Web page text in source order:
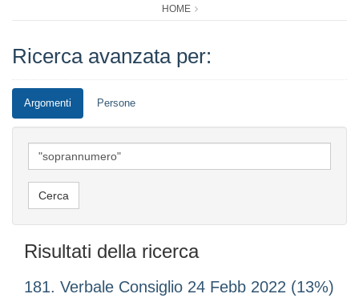
HOME
Ricerca avanzata per:
Argomenti Persone
Risultati della ricerca
181. Verbale Consiglio 24 Febb 2022 (13%)